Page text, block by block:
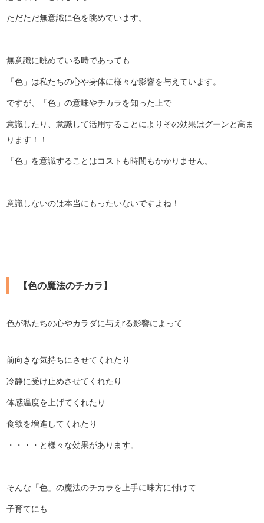
ただただ無意識に色を眺めています。
無意識に眺めている時であっても
「色」は私たちの心や身体に様々な影響を与えています。
ですが、「色」の意味やチカラを知った上で
意識したり、意識して活用することによりその効果はグーンと高ま
ります！！
「色」を意識することはコストも時間もかかりません。
意識しないのは本当にもったいないですよね！
【色の魔法のチカラ】
色が私たちの心やカラダに与えrる影響によって
前向きな気持ちにさせてくれたり
冷静に受け止めさせてくれたり
体感温度を上げてくれたり
食欲を増進してくれたり
・・・・と様々な効果があります。
そんな「色」の魔法のチカラを上手に味方に付けて
子育てにも